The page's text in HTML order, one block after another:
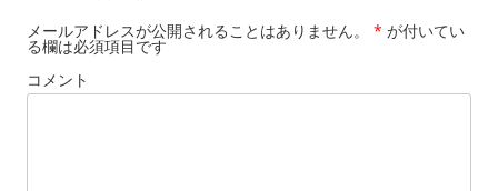
メールアドレスが公開されることはありません。 * が付いてい
る欄は必須項目です
コメント